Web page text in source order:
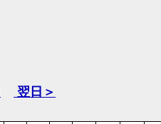
翌日＞